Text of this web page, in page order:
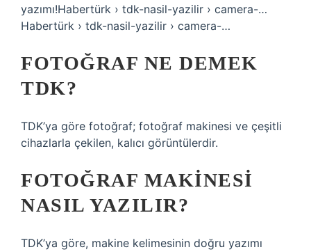
yazımı!Habertürk › tdk-nasil-yazilir › camera-…
Habertürk › tdk-nasil-yazilir › camera-…
FOTOĞRAF NE DEMEK
TDK?
TDK’ya göre fotoğraf; fotoğraf makinesi ve çeşitli
cihazlarla çekilen, kalıcı görüntülerdir.
FOTOĞRAF MAKINESI
NASIL YAZILIR?
TDK’ya göre, makine kelimesinin doğru yazımı